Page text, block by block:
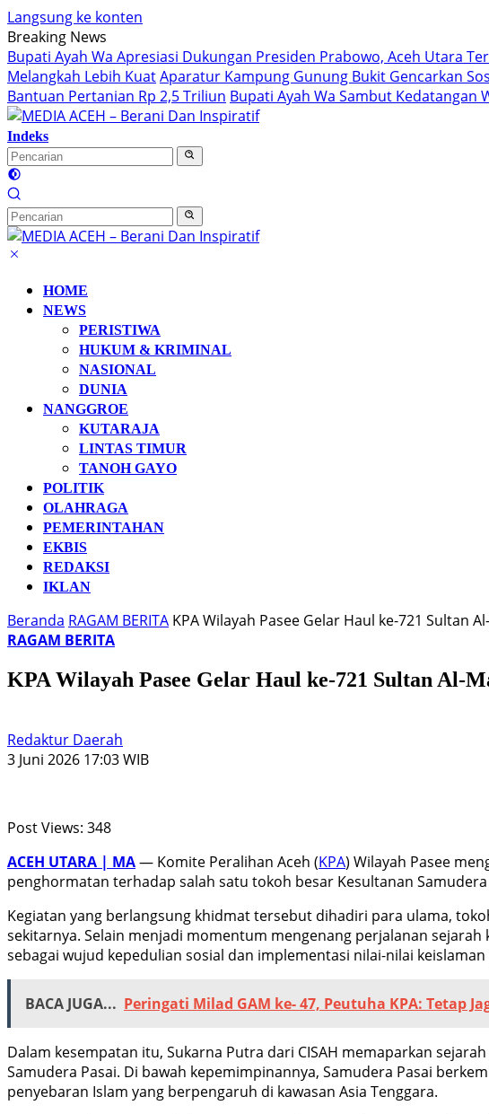
Langsung ke konten
Breaking News
Bupati Ayah Wa Apresiasi Dukungan Presiden Prabowo, Aceh Utara
Melangkah Lebih KuatAparatur Kampung Gunung Bukit Gencarkan
Bantuan Pertanian Rp 2,5 Triliun Bupati Ayah Wa Sambut Kedatangan
Indeks
HOME
NEWS
PERISTIWA
HUKUM & KRIMINAL
NASIONAL
DUNIA
NANGGROE
KUTARAJA
LINTAS TIMUR
TANOH GAYO
POLITIK
OLAHRAGA
PEMERINTAHAN
EKBIS
REDAKSI
IKLAN
Beranda RAGAM BERITA KPA Wilayah Pasee Gelar Haul ke-721 Sultan
RAGAM BERITA
KPA Wilayah Pasee Gelar Haul ke-721 Sultan Al-
Redaktur Daerah
3 Juni 2026 17:03 WIB
Post Views: 348
ACEH UTARA | MA— Komite Peralihan Aceh (KPA) Wilayah Pasee
penghormatan terhadap salah satu tokoh besar Kesultanan
Kegiatan yang berlangsung khidmat tersebut dihadiri para ulama,
sekitarnya. Selain menjadi momentum mengenang perjalanan
sebagai wujud kepedulian sosial dan implementasi nilai-nilai
BACA JUGA... Peringati Milad GAM ke- 47, Peutuha KPA: Tetap
Dalam kesempatan itu, Sukarna Putra dari CISAH memaparkan
Samudera Pasai. Di bawah kepemimpinannya, Samudera Pasai
penyebaran Islam yang berpengaruh di kawasan Asia Tenggara.